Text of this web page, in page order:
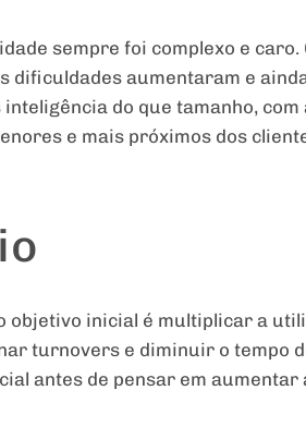
sempre foi complexo e
dificuldades aumentaram e
inteligência do que tamanho,
e mais próximos dos
objetivo inicial é multiplicar a
turnovers e diminuir o tempo
antes de pensar em